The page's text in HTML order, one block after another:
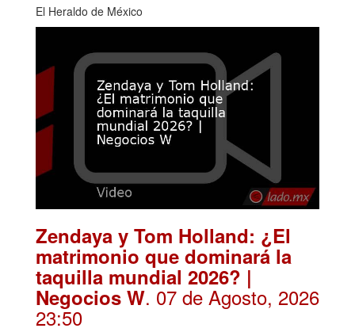
El Heraldo de México
Zendaya y Tom Holland: ¿El
matrimonio que dominará la
taquilla mundial 2026? |
Negocios W. 07 de Agosto, 2026
23:50